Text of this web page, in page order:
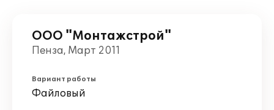
ООО "Монтажстрой"
Пенза, Март 2011
Вариант работы
Файловый